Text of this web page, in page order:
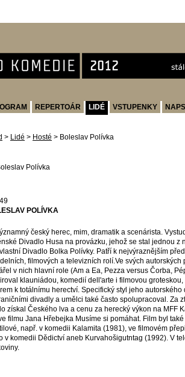
REPERTOÁR LIDÉ VSTUPENKY
> Lidé > Hosté > Boleslav Polívka
POLÍVKA
český herec, mim, dramatik a scenárista.
Divadlo Husa na provázku, jehož se stal jednou z
Divadlo Bolka Polívky. Patří k nejvýraznějším
filmových a televizních rolí.Ve svých
v nich hlavní role (Am a Ea, Pezza versus Čorba,
klauniádou, komedií dell'arte i filmovou
k totálnímu herectví. Specifický styl jeho
divadly a umělci také často spolupracoval. Za
získal Českého lva a cenu za herecký výkon na MFF
filmu Jana Hřebejka Musíme si pomáhat. Film byl
např. v komedii Kalamita (1981), ve filmovém
v komedii Dědictví aneb Kurvahošigutntag (1992). V